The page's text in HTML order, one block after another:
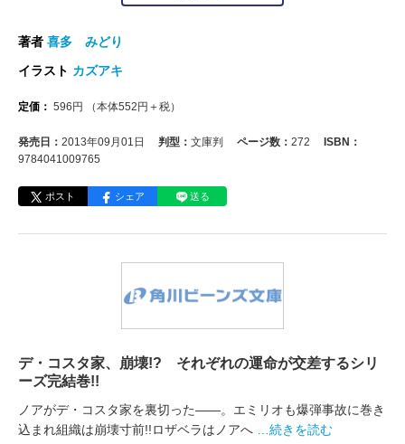
著者 喜多 みどり
イラスト カズアキ
定価： 596 円 （本体552 円＋税）
発売日： 2013年09月01日 判型： 文庫判 ページ数： 272
ISBN：
9784041009765
ポスト シェア 送る
デ・コスタ家、崩壊!? それぞれの運命が交差するシリ
ーズ完結巻!!
ノアがデ・コスタ家を裏切った――。エミリオも爆弾事故に巻き
込まれ組織は崩壊寸前!!ロザベラはノアへ
…続きを読む